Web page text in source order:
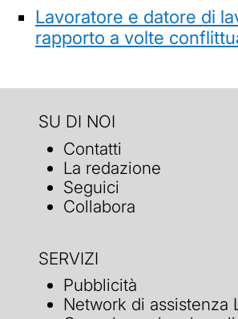
Lavoratore e datore di
rapporto a volte
SU DI NOI
Contatti
La redazione
Seguici
Collabora
SERVIZI
Pubblicità
Network di assistenza